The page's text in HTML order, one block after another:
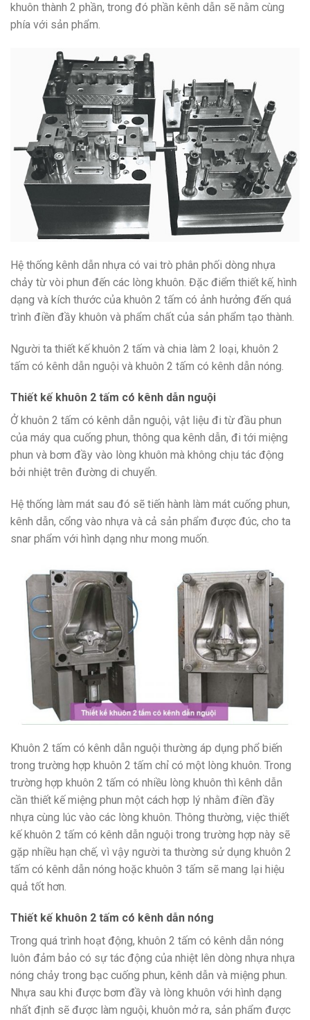
khuôn thành 2 phần, trong đó phần kênh dẫn sẽ nằm cùng
phía với sản phẩm.
Hệ thống kênh dẫn nhựa có vai trò phân phối dòng nhựa
chảy từ vòi phun đến các lòng khuôn. Đặc điểm thiết kế, hình
dạng và kích thước của khuôn 2 tấm có ảnh hưởng đến quá
trình điền đầy khuôn và phẩm chất của sản phẩm tạo thành.
Người ta thiết kế khuôn 2 tấm và chia làm 2 loại, khuôn 2
tấm có kênh dẫn nguội và khuôn 2 tấm có kênh dẫn nóng.
Thiết kế khuôn 2 tấm có kênh dẫn nguội
Ở khuôn 2 tấm có kênh dẫn nguội, vật liệu đi từ đầu phun
của máy qua cuống phun, thông qua kênh dẫn, đi tới miệng
phun và bơm đầy vào lòng khuôn mà không chịu tác động
bởi nhiệt trên đường di chuyển.
Hệ thống làm mát sau đó sẽ tiến hành làm mát cuống phun,
kênh dẫn, cổng vào nhựa và cả sản phẩm được đúc, cho ta
snar phẩm với hình dạng như mong muốn.
Khuôn 2 tấm có kênh dẫn nguội thường áp dụng phổ biến
trong trường hợp khuôn 2 tấm chỉ có một lòng khuôn. Trong
trường hợp khuôn 2 tấm có nhiều lòng khuôn thì kênh dẫn
cần thiết kế miệng phun một cách hợp lý nhằm điền đầy
nhựa cùng lúc vào các lòng khuôn. Thông thường, việc thiết
kế khuôn 2 tấm có kênh dẫn nguội trong trường hợp này sẽ
gặp nhiều hạn chế, vì vậy người ta thường sử dụng khuôn 2
tấm có kênh dẫn nóng hoặc khuôn 3 tấm sẽ mang lại hiệu
quả tốt hơn.
Thiết kế khuôn 2 tấm có kênh dẫn nóng
Trong quá trình hoạt động, khuôn 2 tấm có kênh dẫn nóng
luôn đảm bảo có sự tác động của nhiệt lên dòng nhựa nhựa
nóng chảy trong bạc cuống phun, kênh dẫn và miệng phun.
Nhựa sau khi được bơm đầy và lòng khuôn với hình dạng
nhất định sẽ được làm nguội, khuôn mở ra, sản phẩm được